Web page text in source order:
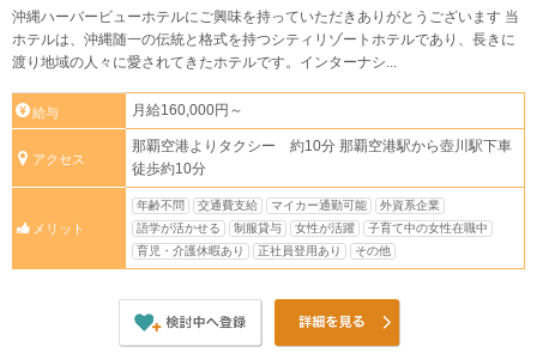
沖縄ハーバービューホテルにご興味を持っていただきありがとうございます 当
ホテルは、沖縄随一の伝統と格式を持つシティリゾートホテルであり、長きに
渡り地域の人々に愛されてきたホテルです。インターナシ...
給与 月給160,000円～
アクセス
那覇空港よりタクシー 約10分 那覇空港駅から壺川駅下車
徒歩約10分
メリット
年齢不問 交通費支給 マイカー通勤可能
外資系企業
語学が活かせる
制服貸与 女性が活躍
子育て中の女性在職中
育児・介護休暇あり
正社員登用あり その他